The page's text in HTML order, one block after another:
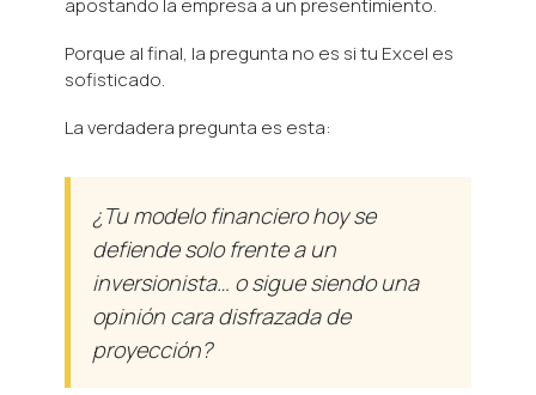
apostando la empresa a un presentimiento.
Porque al final, la pregunta no es si tu Excel es
sofisticado.
La verdadera pregunta es esta:
¿Tu modelo financiero hoy se
defiende solo frente a un
inversionista… o sigue siendo una
opinión cara disfrazada de
proyección?